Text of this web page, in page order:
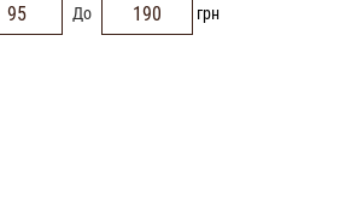
До грн